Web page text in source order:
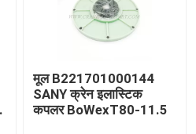
मूल B221701000144
SANY क्रेन इलास्टिक
कपलर BoWexT80-11.5